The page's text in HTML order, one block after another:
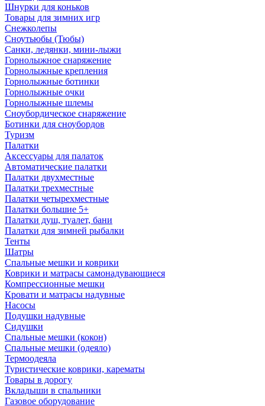
Шнурки для коньков
Товары для зимних игр
Снежколепы
Сноутьюбы (Тюбы)
Санки, ледянки, мини-лыжи
Горнолыжное снаряжение
Горнолыжные крепления
Горнолыжные ботинки
Горнолыжные очки
Горнолыжные шлемы
Сноубордическое снаряжение
Ботинки для сноубордов
Туризм
Палатки
Аксессуары для палаток
Автоматические палатки
Палатки двухместные
Палатки трехместные
Палатки четырехместные
Палатки большие 5+
Палатки душ, туалет, бани
Палатки для зимней рыбалки
Тенты
Шатры
Спальные мешки и коврики
Коврики и матрасы самонадувающиеся
Компрессионные мешки
Кровати и матрасы надувные
Насосы
Подушки надувные
Сидушки
Спальные мешки (кокон)
Спальные мешки (одеяло)
Термоодеяла
Туристические коврики, карематы
Товары в дорогу
Вкладыши в спальники
Газовое оборудование